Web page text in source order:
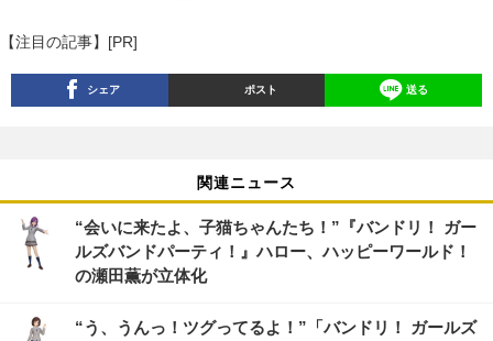
【注目の記事】[PR]
シェア ポスト 送る
関連ニュース
“会いに来たよ、子猫ちゃんたち！”『バンドリ！ ガー
ルズバンドパーティ！』ハロー、ハッピーワールド！
の瀬田薫が立体化
“う、うんっ！ツグってるよ！”「バンドリ！ ガールズ